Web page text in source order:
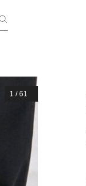
1 /61